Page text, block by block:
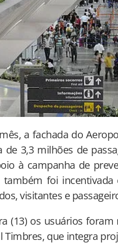
a fachada do
de 3,3 milhões de
à campanha de
também foi
visitantes e
(13) os usuários
Timbres, que integra